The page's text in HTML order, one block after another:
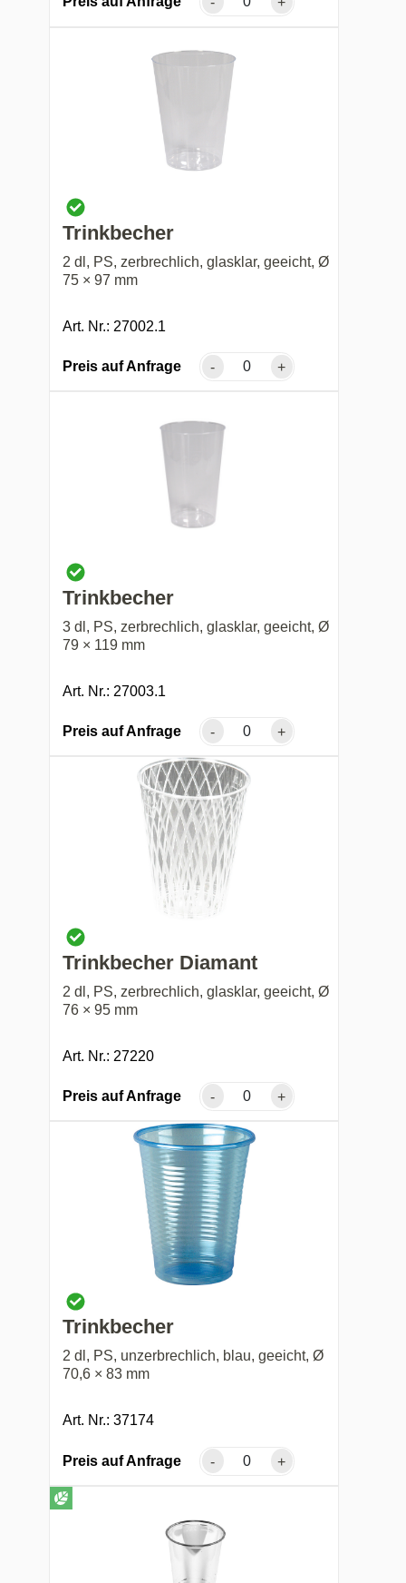
Trinkbecher
2 dl, PS, zerbrechlich, glasklar, geeicht, Ø
75 × 97 mm
Art. Nr.: 27002.1
Preis auf Anfrage - +
Trinkbecher
3 dl, PS, zerbrechlich, glasklar, geeicht, Ø
79 × 119 mm
Art. Nr.: 27003.1
Preis auf Anfrage - +
Trinkbecher Diamant
2 dl, PS, zerbrechlich, glasklar, geeicht, Ø
76 × 95 mm
Art. Nr.: 27220
Preis auf Anfrage - +
Trinkbecher
2 dl, PS, unzerbrechlich, blau, geeicht, Ø
70,6 × 83 mm
Art. Nr.: 37174
Preis auf Anfrage - +